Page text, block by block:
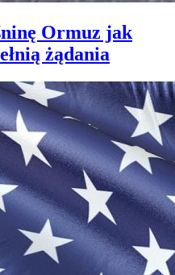
Ormuz jak
żądania